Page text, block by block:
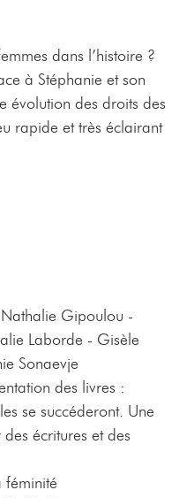
dans l’histoire ?
à Stéphanie et son
évolution des droits des
rapide et très éclairant
Nathalie Gipoulou -
Laborde - Gisèle
Sonaevje
des livres :
se succéderont. Une
écritures et des
féminité